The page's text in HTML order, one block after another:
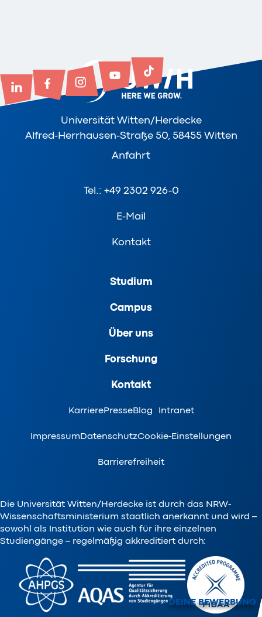
DEINE BEWERBUNG
Universität Witten/Herdecke
Alfred-Herrhausen-Straße 50, 58455 Witten
Anfahrt
Tel.: +49 2302 926-0
E-Mail
Kontakt
Studium
Campus
Über uns
Forschung
Kontakt
KarrierePresseBlog Intranet
ImpressumDatenschutzCookie-Einstellungen
Barrierefreiheit
Die Universität Witten/Herdecke ist durch das NRW-
Wissenschaftsministerium staatlich anerkannt und wird –
sowohl als Institution wie auch für ihre einzelnen
Studiengänge – regelmäßig akkreditiert durch: